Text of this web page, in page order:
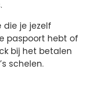
die je jezelf
paspoort hebt of
bij het betalen
schelen.